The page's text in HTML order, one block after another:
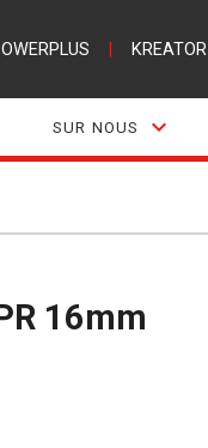
KREATOR
SUR NOUS
16mm